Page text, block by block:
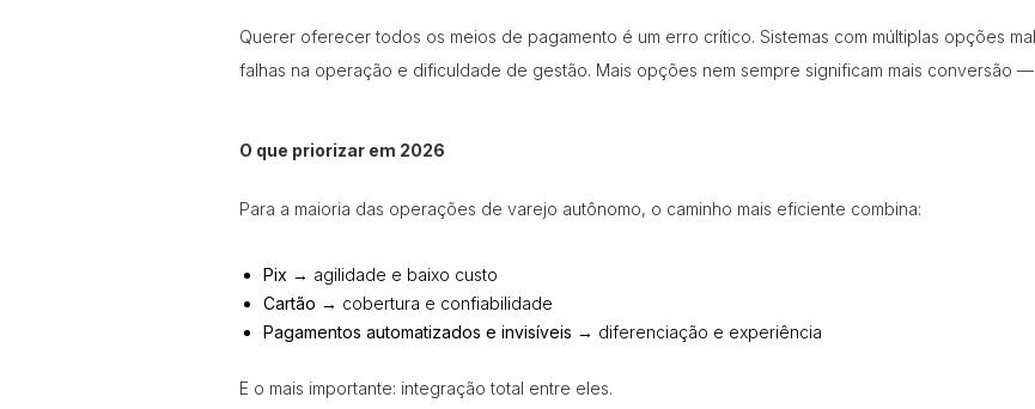
Querer oferecer todos os meios de pagamento é um erro crítico. Sistemas com múltiplas opções
falhas na operação e dificuldade de gestão. Mais opções nem sempre significam mais conversão
O que priorizar em 2026
Para a maioria das operações de varejo autônomo, o caminho mais eficiente combina:
Pix → agilidade e baixo custo
Cartão → cobertura e confiabilidade
Pagamentos automatizados e invisíveis → diferenciação e experiência
E o mais importante: integração total entre eles.